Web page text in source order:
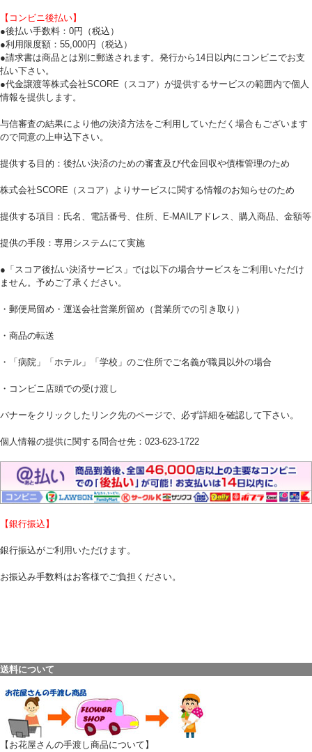
【コンビニ後払い】
●後払い手数料：0円（税込）
●利用限度額：55,000円（税込）
●請求書は商品とは別に郵送されます。発行から14日以内にコンビニでお支
払い下さい。
●代金譲渡等株式会社SCORE（スコア）が提供するサービスの範囲内で個人
情報を提供します。
与信審査の結果により他の決済方法をご利用していただく場合もございます
ので同意の上申込下さい。
提供する目的：後払い決済のための審査及び代金回収や債権管理のため
株式会社SCORE（スコア）よりサービスに関する情報のお知らせのため
提供する項目：氏名、電話番号、住所、E‐MAILアドレス、購入商品、金額等
提供の手段：専用システムにて実施
●「スコア後払い決済サービス」では以下の場合サービスをご利用いただけ
ません。予めご了承ください。
・郵便局留め・運送会社営業所留め（営業所での引き取り）
・商品の転送
・「病院」「ホテル」「学校」のご住所でご名義が職員以外の場合
・コンビニ店頭での受け渡し
バナーをクリックしたリンク先のページで、必ず詳細を確認して下さい。
個人情報の提供に関する問合せ先：023-623-1722
【銀行振込】
銀行振込がご利用いただけます。
お振込み手数料はお客様でご負担ください。
送料について
【お花屋さんの手渡し商品について 】